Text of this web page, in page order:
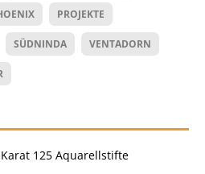
PROJEKTE
SÜDNINDA VENTADORN
125 Aquarellstifte